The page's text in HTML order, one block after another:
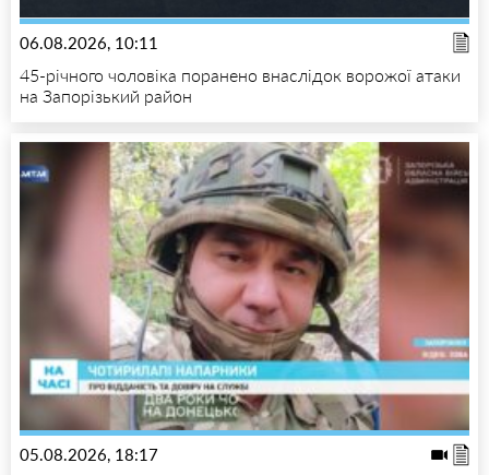
06.08.2026, 10:11
45-річного чоловіка поранено внаслідок ворожої атаки
на Запорізький район
05.08.2026, 18:17